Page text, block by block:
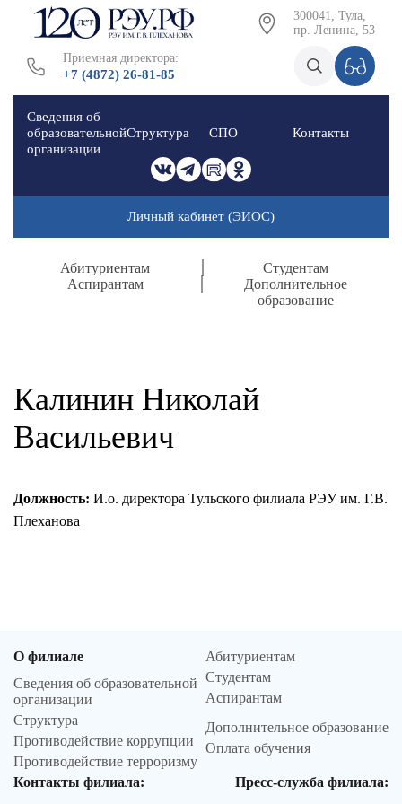
300041, Тула,
пр. Ленина, 53
Приемная директора:
+7 (4872) 26-81-85
Сведения об
образовательной
организации
Структура СПО Контакты
Личный кабинет (ЭИОС)
Абитуриентам
Студентам
Аспирантам
Дополнительное
образование
Калинин Николай
Васильевич
Должность: И.о. директора Тульского филиала РЭУ им. Г.В.
Плеханова
О филиале
Сведения об образовательной
организации
Структура
Противодействие коррупции
Противодействие терроризму
Абитуриентам
Студентам
Аспирантам
Дополнительное образование
Оплата обучения
Контакты филиала: Пресс-служба филиала: